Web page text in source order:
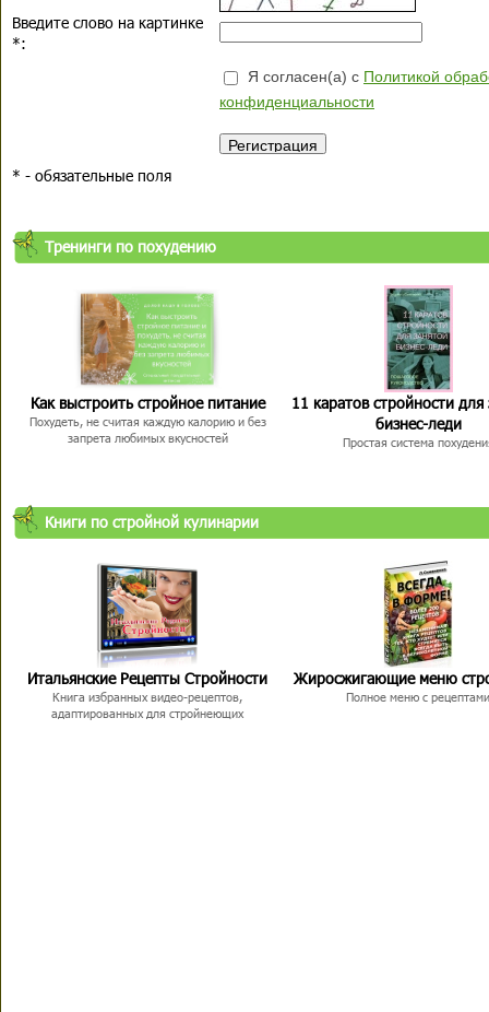
Введите слово на картинке
*:
Я согласен(а) с Политикой
конфиденциальности
* - обязательные поля
Тренинги по похудению
Как выстроить стройное питание
Похудеть, не считая каждую калорию и без
запрета любимых вкусностей
11 каратов стройности для
бизнес-леди
Простая система
Книги по стройной кулинарии
Итальянские Рецепты Стройности
Книга избранных видео-рецептов,
адаптированных для стройнеющих
Жиросжигающие меню
Полное меню с рецептами